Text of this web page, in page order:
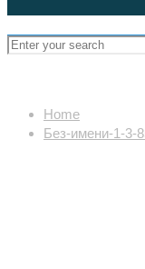
Home
Без-имени-1-3-